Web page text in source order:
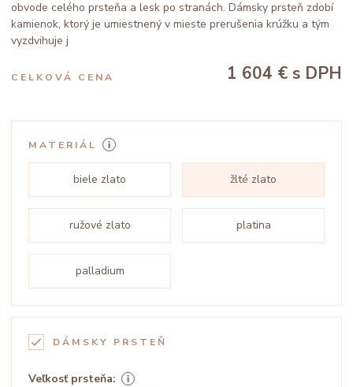
obvode celého prsteňa a lesk po stranách. Dámsky prsteň zdobí
kamienok, ktorý je umiestnený v mieste prerušenia krúžku a tým
vyzdvihuje j
CELKOVÁ CENA 1 604 € s DPH
MATERIÁL
biele zlato žlté zlato
ružové zlato platina
palladium
DÁMSKY PRSTEŇ
Veľkosť prsteňa: